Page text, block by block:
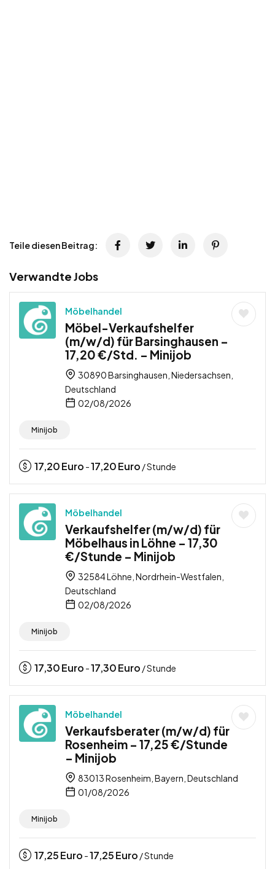
Teile diesen Beitrag:
Verwandte Jobs
Möbelhandel
Möbel-Verkaufshelfer
(m/w/d) für Barsinghausen –
17,20 €/Std. – Minijob
30890 Barsinghausen, Niedersachsen,
Deutschland
02/08/2026
Minijob
17,20Euro -17,20Euro / Stunde
Möbelhandel
Verkaufshelfer (m/w/d) für
Möbelhaus in Löhne – 17,30
€/Stunde – Minijob
32584 Löhne, Nordrhein-Westfalen,
Deutschland
02/08/2026
Minijob
17,30Euro -17,30Euro / Stunde
Möbelhandel
Verkaufsberater (m/w/d) für
Rosenheim – 17,25 €/Stunde
– Minijob
83013 Rosenheim, Bayern, Deutschland
01/08/2026
Minijob
17,25Euro -17,25Euro / Stunde